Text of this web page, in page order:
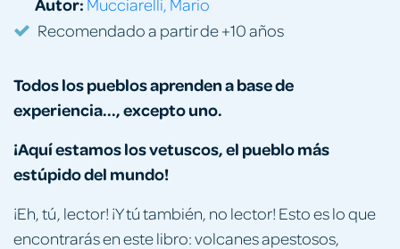
Todos los pueblos aprenden a base de
experiencia..., excepto uno.
¡Aquí estamos los vetuscos, el pueblo más
estúpido del mundo!
¡Eh, tú, lector! ¡Y tú también, no lector! Esto es lo que
encontrarás en este libro: volcanes apestosos,
Recomendado a partir de +10 años